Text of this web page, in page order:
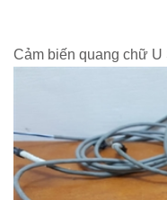
Cảm biến quang chữ U